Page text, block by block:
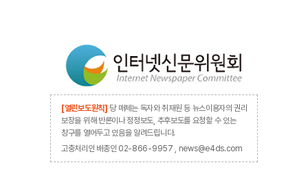
[열린보도원칙] 당 매체는 독자와 취재원 등 뉴스이용자의 권리
보장을 위해 반론이나 정정보도, 추후보도를 요청할 수 있는
창구를 열어두고 있음을 알려드립니다.
고충처리인 배종인 02-866-9957 , news@e4ds.com